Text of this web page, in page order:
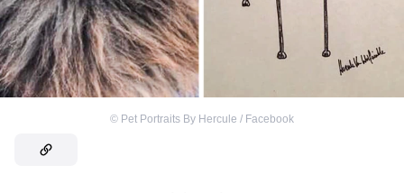
© Pet Portraits By Hercule / Facebook